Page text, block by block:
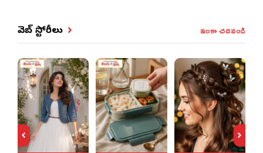
వెబ్ స్టోరీలు ఇంకా చదవండి